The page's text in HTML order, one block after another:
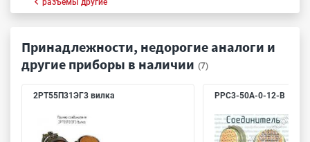
Принадлежности, недорогие аналоги и
другие приборы в наличии (7)
2РТ55П31ЭГ3 вилка РРС3-50А-0-12-В